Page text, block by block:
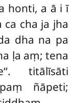
honti, a ā i ī
cha ja jha
dha na pa
ḷa aṃ; tena
titālīsāti
ñāpeti;